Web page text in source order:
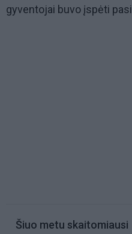
gyventojai buvo įspėti
Šiuo metu skaitomiausi